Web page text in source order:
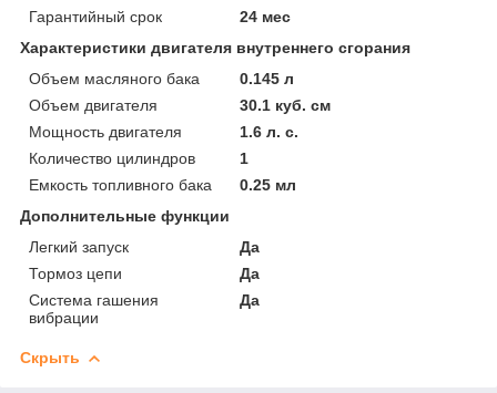
Гарантийный срок
24 мес
Характеристики двигателя внутреннего сгорания
Объем масляного бака
0.145 л
Объем двигателя
30.1 куб. см
Мощность двигателя
1.6 л. с.
Количество цилиндров
1
Емкость топливного бака
0.25 мл
Дополнительные функции
Легкий запуск
Да
Тормоз цепи
Да
Система гашения
вибрации
Да
Скрыть